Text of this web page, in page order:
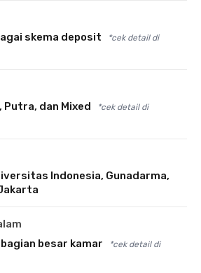
skema deposit
*cek detail di
Putra, dan Mixed
*cek detail di
Indonesia, Gunadarma,
besar kamar
*cek detail di